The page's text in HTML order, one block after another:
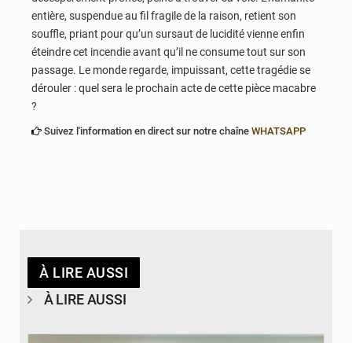
entière, suspendue au fil fragile de la raison, retient son
souffle, priant pour qu’un sursaut de lucidité vienne enfin
éteindre cet incendie avant qu’il ne consume tout sur son
passage. Le monde regarde, impuissant, cette tragédie se
dérouler : quel sera le prochain acte de cette pièce macabre
?
Suivez l'information en direct sur notre chaîne WHATSAPP
À LIRE AUSSI
À LIRE AUSSI